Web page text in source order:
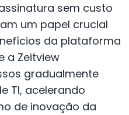
sem custo
um papel crucial
da plataforma
a Zeitview
gradualmente
TI, acelerando
de inovação da